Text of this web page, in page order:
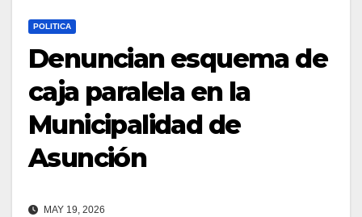
POLITICA
Denuncian esquema de
caja paralela en la
Municipalidad de
Asunción
MAY 19, 2026